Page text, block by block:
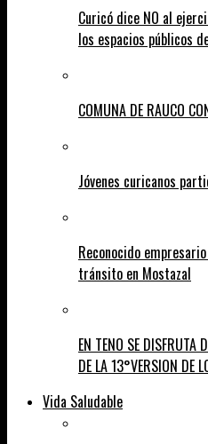
Curicó dice NO al
los espacios públicos
COMUNA DE RAUCO
Jóvenes curicanos
Reconocido
tránsito en Mostazal
EN TENO SE DISFRUTA
DE LA 13°VERSION DE
Vida Saludable